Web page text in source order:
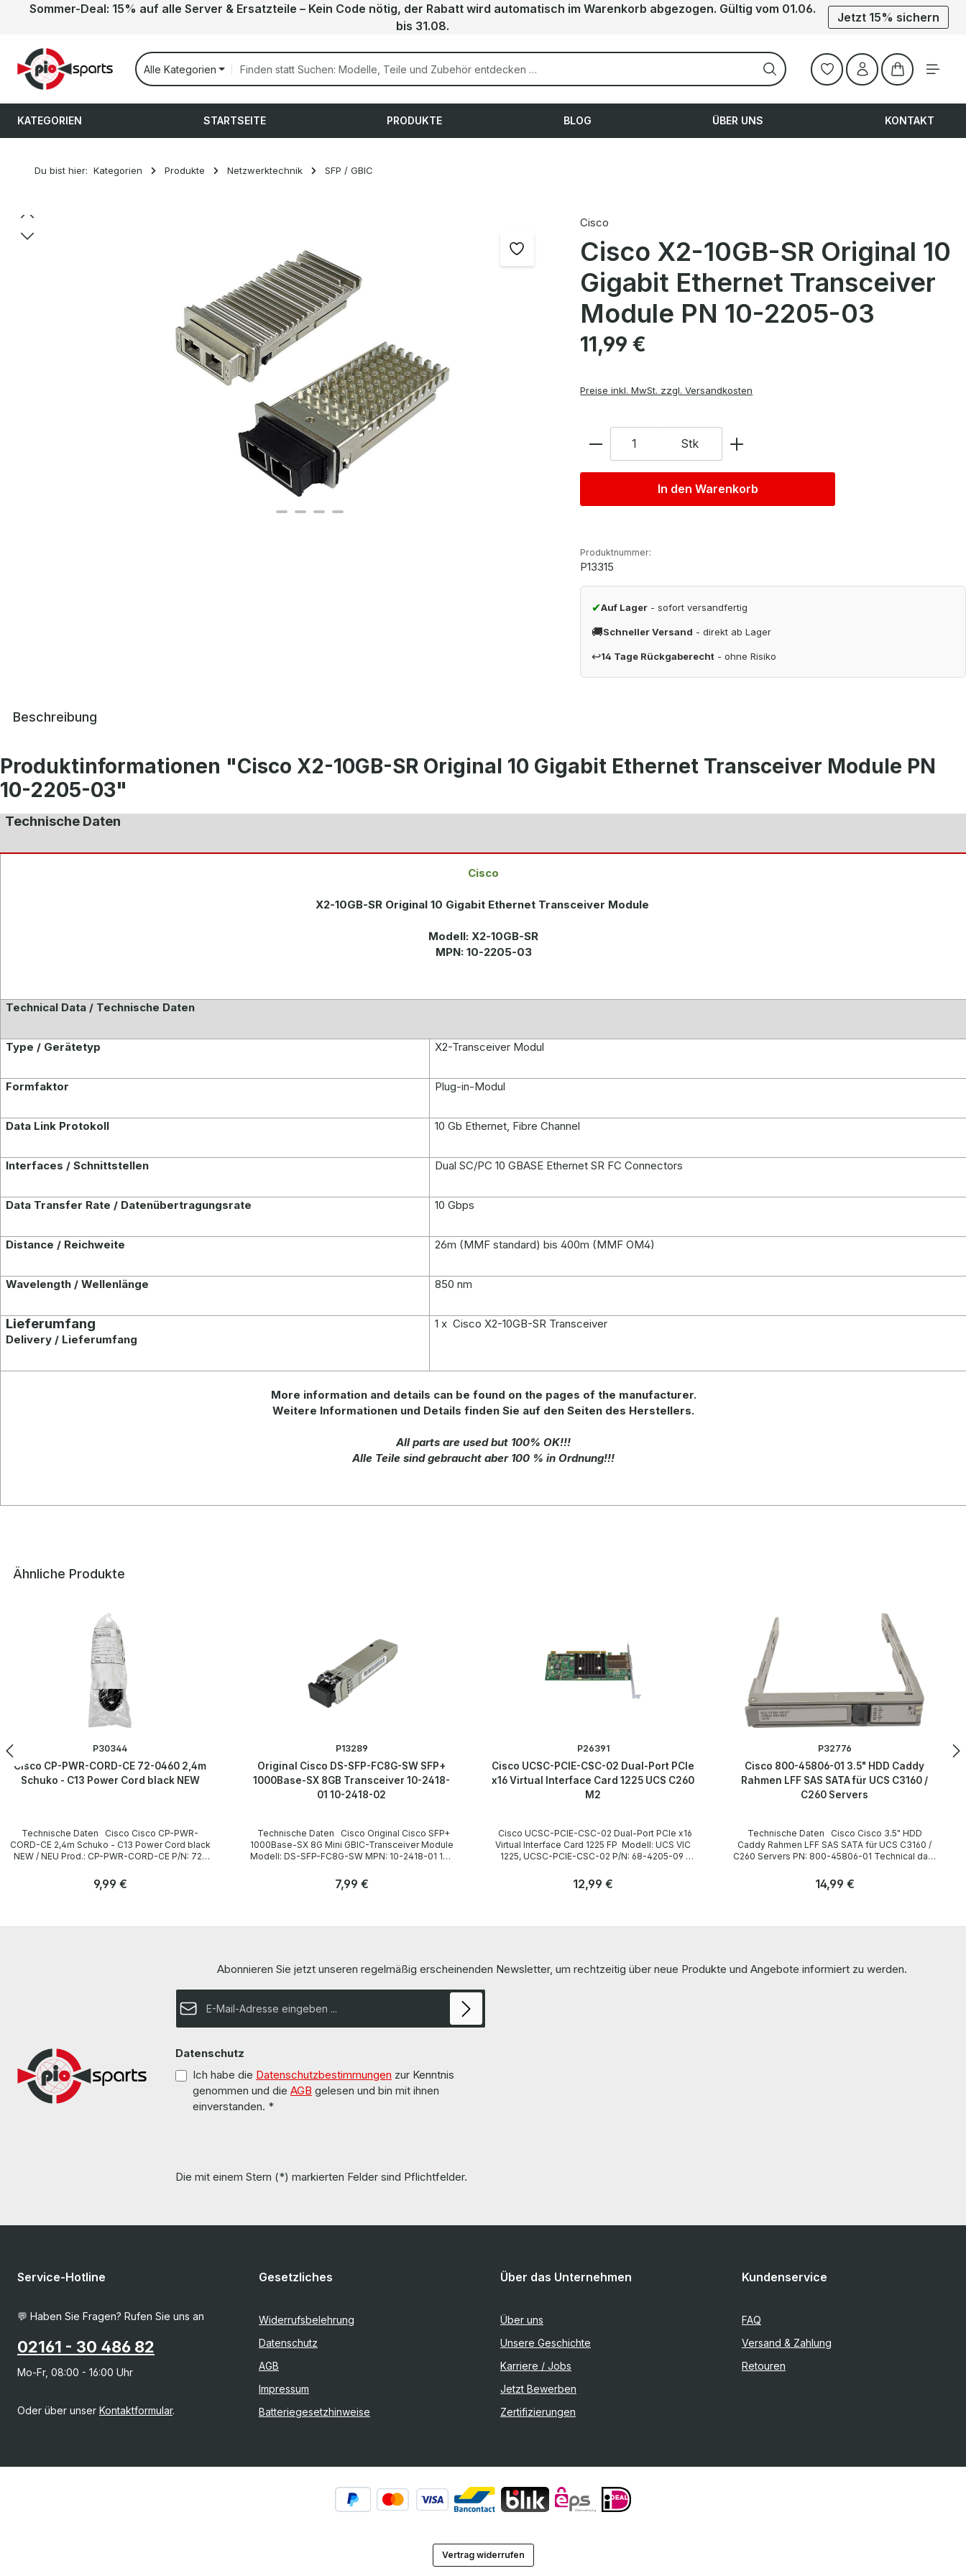
Hauptinhalt springen
Zur Suche springen
Zur Hauptnavigation springen
Sommer-Deal: 15% auf alle Server & Ersatzteile – Kein Code nötig, der Rabatt wird automatisch im Warenkorb abgezogen. Gültig vom 01.06.
bis 31.08.
Jetzt 15% sichern
Alle Kategorien
Warenkorb
KATEGORIEN STARTSEITE PRODUKTE BLOG ÜBER UNS KONTAKT
Du bist hier: Kategorien Produkte Netzwerktechnik SFP / GBIC
Bildergalerie überspringen Cisco
Cisco X2-10GB-SR Original 10
Gigabit Ethernet Transceiver
Module PN 10-2205-03
Regulärer Preis:
11,99 €
Preise inkl. MwSt. zzgl. Versandkosten
Anzahl Stk
In den Warenkorb
Produktnummer:
P13315
✔Auf Lager - sofort versandfertig
🚚Schneller Versand - direkt ab Lager
↩14 Tage Rückgaberecht - ohne Risiko
Beschreibung
Produktinformationen "Cisco X2-10GB-SR Original 10 Gigabit Ethernet Transceiver Module PN
10-2205-03"
Technische Daten
Cisco
X2-10GB-SR Original 10 Gigabit Ethernet Transceiver Module
Modell: X2-10GB-SR
MPN: 10-2205-03
Technical Data / Technische Daten
Type / Gerätetyp X2-Transceiver Modul
Formfaktor Plug-in-Modul
Data Link Protokoll 10 Gb Ethernet, Fibre Channel
Interfaces / Schnittstellen Dual SC/PC 10 GBASE Ethernet SR FC Connectors
Data Transfer Rate / Datenübertragungsrate 10 Gbps
Distance / Reichweite 26m (MMF standard) bis 400m (MMF OM4)
Wavelength / Wellenlänge 850 nm
Lieferumfang
Delivery / Lieferumfang
1 x Cisco X2-10GB-SR Transceiver
More information and details can be found on the pages of the manufacturer.
Weitere Informationen und Details finden Sie auf den Seiten des Herstellers.
All parts are used but 100% OK!!!
Alle Teile sind gebraucht aber 100 % in Ordnung!!!
Ähnliche Produkte
P30344
Cisco CP-PWR-CORD-CE 72-0460 2,4m
Schuko - C13 Power Cord black NEW
Technische Daten Cisco Cisco CP-PWR-
CORD-CE 2,4m Schuko - C13 Power Cord black
NEW / NEU Prod.: CP-PWR-CORD-CE P/N: 72-
Manufacturer / Hersteller Cisco Length / Länge
black / schwarz Jack / Buchse C13 / 10A 250V~
Regulärer Preis:
9,99 €
P13289
Original Cisco DS-SFP-FC8G-SW SFP+
1000Base-SX 8GB Transceiver 10-2418-
01 10-2418-02
1000Base-SX 8G Mini GBIC-Transceiver Module
Modell: DS-SFP-FC8G-SW MPN: 10-2418-01 10-
Datenübertragungsrate 8.5 Gbps Reichweite
hardware has been overhauled and tested by
found on the pages of the manufacturer.
Weitere Informationen und Details finden Sie
auf den Seiten des Herstellers.
Regulärer Preis:
7,99 €
P26391
Cisco UCSC-PCIE-CSC-02 Dual-Port PCIe
x16 Virtual Interface Card 1225 UCS C260
M2
Virtual Interface Card 1225 FP Modell: UCS VIC
1225, UCSC-PCIE-CSC-02 P/N: 68-4205-09
/ Technische Daten Manufacturer / Hersteller
Interfaces / Schnittstellen 2 x 10Gb FC SFP+
M2, C460 M2, C220 M3, C240 M3, C22 M3, C24
Regulärer Preis:
12,99 €
P32776
Cisco 800-45806-01 3.5" HDD Caddy
Rahmen LFF SAS SATA für UCS C3160 /
C260 Servers
Technische Daten Cisco Cisco 3.5" HDD
Caddy Rahmen LFF SAS SATA für UCS C3160 /
C260 Servers PN: 800-45806-01 Technical data
3.5" HDD Caddy Rahmen LFF SAS SATA All
pages of the manufacturer. Weitere
Regulärer Preis:
14,99 €
Abonnieren Sie jetzt unseren regelmäßig erscheinenden Newsletter, um rechtzeitig über neue Produkte und Angebote informiert zu werden.
E-Mail-Adresse*
Datenschutz
Ich habe die Datenschutzbestimmungen zur Kenntnis
genommen und die AGB gelesen und bin mit ihnen
einverstanden. *
Die mit einem Stern (*) markierten Felder sind Pflichtfelder.
Service-Hotline
💬 Haben Sie Fragen? Rufen Sie uns an
02161 - 30 486 82
Mo-Fr, 08:00 - 16:00 Uhr
Oder über unser Kontaktformular.
Gesetzliches
Widerrufsbelehrung
Datenschutz
AGB
Impressum
Batteriegesetzhinweise
Über das Unternehmen
Über uns
Unsere Geschichte
Karriere / Jobs
Jetzt Bewerben
Zertifizierungen
Kundenservice
FAQ
Versand & Zahlung
Retouren
Vertrag widerrufen